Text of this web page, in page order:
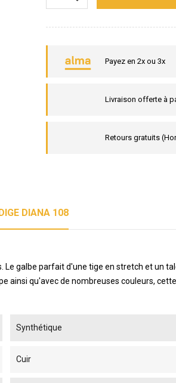
Payez en 2x ou 3x
Livraison offerte à
Retours gratuits
DIANA 108
galbe parfait d'une tige en stretch et un
qu'avec de nombreuses couleurs,
Synthétique
Cuir